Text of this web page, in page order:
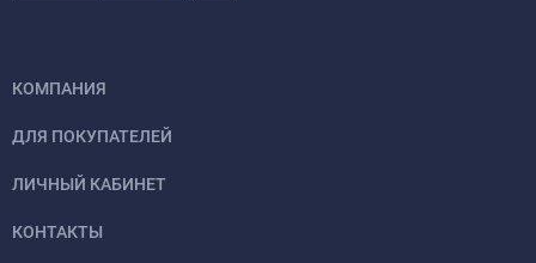
КОМПАНИЯ
ДЛЯ ПОКУПАТЕЛЕЙ
ЛИЧНЫЙ КАБИНЕТ
КОНТАКТЫ